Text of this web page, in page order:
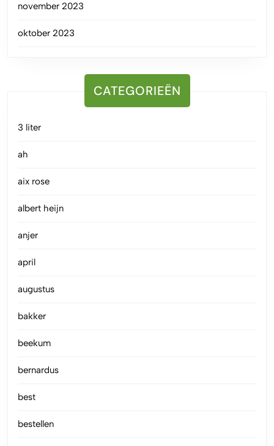
november 2023
oktober 2023
CATEGORIEËN
3 liter
ah
aix rose
albert heijn
anjer
april
augustus
bakker
beekum
bernardus
best
bestellen